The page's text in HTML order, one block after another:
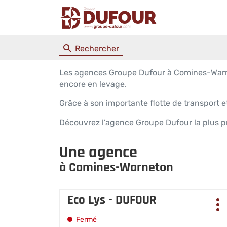
Rechercher
Les agences Groupe Dufour à Comines-
encore en levage.
Grâce à son importante flotte de transport
Découvrez l’agence Groupe Dufour la plus
Une agence
à Comines-Warneton
Appuyer
sur
Agence
Eco Lys - DUFOUR
Fermé